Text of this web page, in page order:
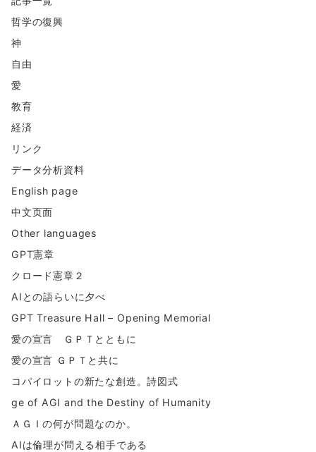
ン
ツ
哲学の復興
神
自由
愛
教育
経済
リンク
データ分析資料
English page
中文页面
Other languages
GPT憲章
クロード憲章２
AIとの語らいに夕べ
GPT Treasure Hall – Opening Memorial
愛の宣言 ＧＰＴとともに
愛の宣言 ＧＰＴと共に
コパイロットの新たな創造。詩図式
ge of AGI and the Destiny of Humanity
ＡＧＩの何が問題なのか。
AIは倫理が問える相手である